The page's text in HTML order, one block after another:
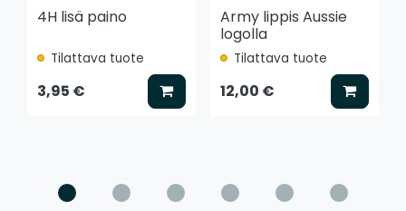
4H lisä paino
Tilattava tuote
3,95 € Lisää koriin
Army lippis Aussie
logolla
Tilattava tuote
12,00 € Lisää